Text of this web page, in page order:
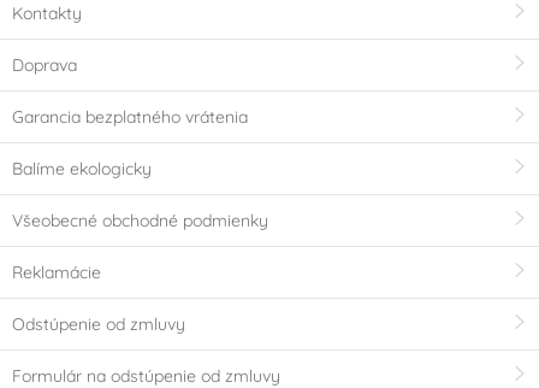
Kontakty
Doprava
Garancia bezplatného vrátenia
Balíme ekologicky
Všeobecné obchodné podmienky
Reklamácie
Odstúpenie od zmluvy
Formulár na odstúpenie od zmluvy